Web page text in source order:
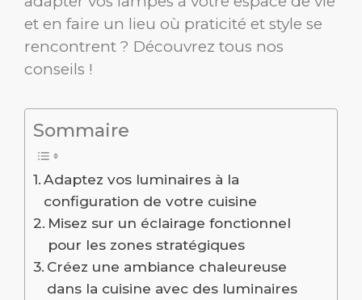
et en faire un lieu où praticité et style se
rencontrent ? Découvrez tous nos
conseils !
Sommaire
Adaptez vos luminaires à la
configuration de votre cuisine
Misez sur un éclairage fonctionnel
pour les zones stratégiques
Créez une ambiance chaleureuse
dans la cuisine avec des luminaires